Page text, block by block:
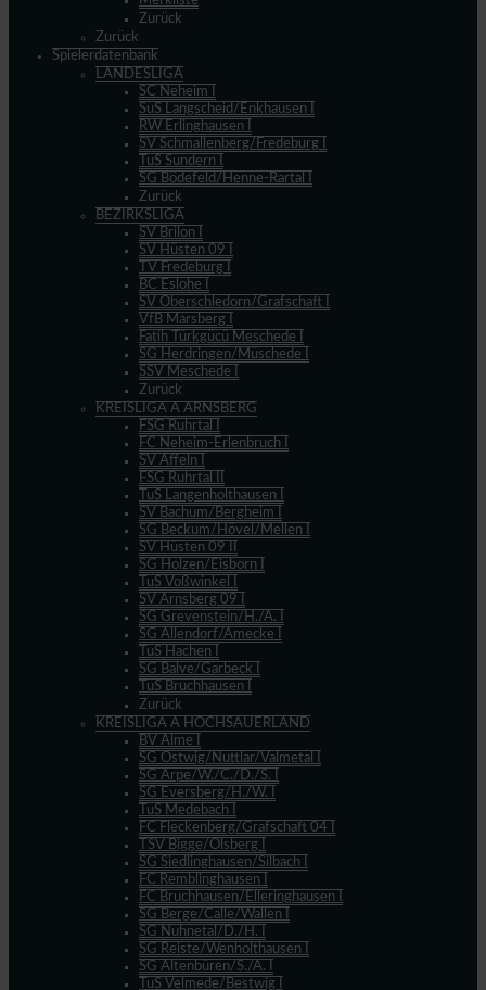
Zurück
Zurück
Spielerdatenbank
LANDESLIGA
SC Neheim I
SuS Langscheid/Enkhausen I
RW Erlinghausen I
SV Schmallenberg/Fredeburg I
TuS Sundern I
SG Bödefeld/Henne-Rartal I
Zurück
BEZIRKSLIGA
SV Brilon I
SV Hüsten 09 I
TV Fredeburg I
BC Eslohe I
SV Oberschledorn/Grafschaft I
VfB Marsberg I
Fatih Türkgücü Meschede I
SG Herdringen/Müschede I
SSV Meschede I
Zurück
KREISLIGA A ARNSBERG
FSG Ruhrtal I
FC Neheim-Erlenbruch I
SV Affeln I
FSG Ruhrtal II
TuS Langenholthausen I
SV Bachum/Bergheim I
SG Beckum/Hövel/Mellen I
SV Hüsten 09 II
SG Holzen/Eisborn I
TuS Voßwinkel I
SV Arnsberg 09 I
SG Grevenstein/H./A. I
SG Allendorf/Amecke I
TuS Hachen I
SG Balve/Garbeck I
TuS Bruchhausen I
Zurück
KREISLIGA A HOCHSAUERLAND
BV Alme I
SG Ostwig/Nuttlar/Valmetal I
SG Arpe/W./C./D./S. I
SG Eversberg/H./W. I
TuS Medebach I
FC Fleckenberg/Grafschaft 04 I
TSV Bigge/Olsberg I
SG Siedlinghausen/Silbach I
FC Remblinghausen I
FC Bruchhausen/Elleringhausen I
SG Berge/Calle/Wallen I
SG Nuhnetal/D./H. I
SG Reiste/Wenholthausen I
SG Altenbüren/S./A. I
TuS Velmede/Bestwig I